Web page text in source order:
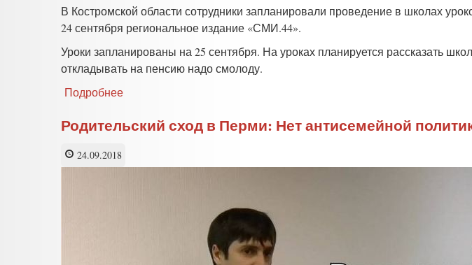
В Костромской области сотрудники запланировали проведение в школах
24 сентября региональное издание «СМИ.44».
Уроки запланированы на 25 сентября. На уроках планируется рассказать
откладывать на пенсию надо смолоду.
Подробнее
пенсионный
фонд
Родительский сход в Перми: Нет антисемейной
24.09.2018